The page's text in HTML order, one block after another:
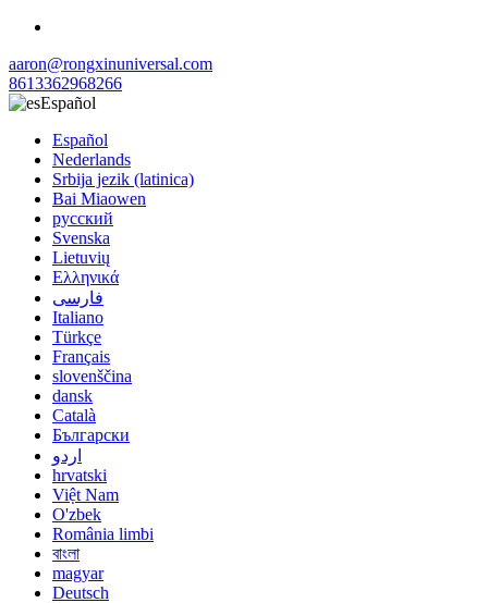
aaron@rongxinuniversal.com
8613362968266
Español
Español
Nederlands
Srbija jezik (latinica)
Bai Miaowen
русский
Svenska
Lietuvių
Ελληνικά
فارسی
Italiano
Türkçe
Français
slovenščina
dansk
Català
Български
اردو
hrvatski
Việt Nam
O'zbek
România limbi
বাংলা
magyar
Deutsch